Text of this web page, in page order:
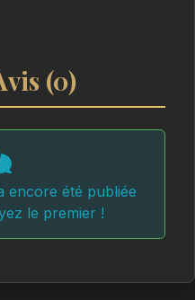
un canapé moelleux,
l’occasion d’explorer
?
vous surprendre...
(0)
encore été publiée
le premier !